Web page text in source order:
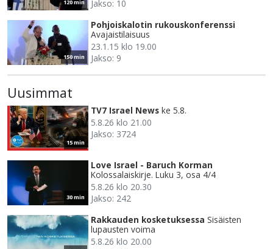
120 min Jakso: 10
150 min
Pohjoiskalotin rukouskonferenssi
Avajaistilaisuus
23.1.15 klo 19.00
Jakso: 9
Uusimmat
15 min
TV7 Israel News ke 5.8.
5.8.26 klo 21.00
Jakso: 3724
30 min
Love Israel - Baruch Korman
Kolossalaiskirje. Luku 3, osa 4/4
5.8.26 klo 20.30
Jakso: 242
Rakkauden kosketuksessa Sisäisten
lupausten voima
5.8.26 klo 20.00